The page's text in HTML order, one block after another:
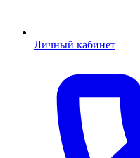
Личный кабинет